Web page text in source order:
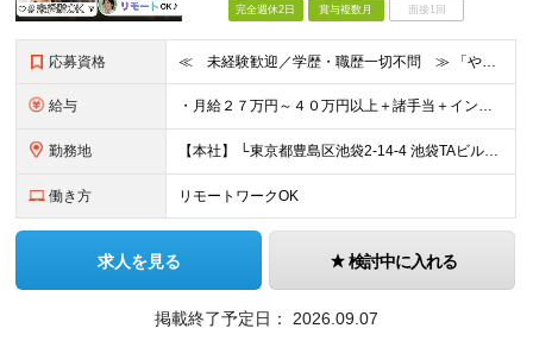
完全週休2日 賞与複数月 面接1回
応募資格 ≪ 未経験歓迎／学歴・職歴一切不問 ≫ 「やりたいことはまだ決まっていないけど、何かを始めたい」 「人と関わる仕事に興味がある」——そんな方も大歓迎です！ Asoviでは、“今まで”よりも“これから
給与 ・月給２７万円～４０万円以上＋諸手当＋インセンティブ ※超過分は別途全額支給します。 【 入社時の想定年収 】 ・年収４５０万円 ＜インセンティブ制度について＞ 社員一人ひとりの頑張りを多角的に評
勤務地 【本社】 └東京都豊島区池袋2-14-4 池袋TAビル8F ★あなたの希望を最大限考慮！ ・都内（池袋・新宿・渋谷・目黒・青山）・埼玉・千葉・神奈川・茨城・栃木・群馬 ※勤務先は本社または支社とな
働き方 リモートワークOK
求人を見る 検討中に入れる
掲載終了予定日： 2026.09.07